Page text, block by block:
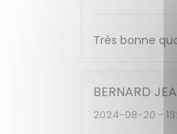
Très bonne
BERNARD
2024-08-20 -